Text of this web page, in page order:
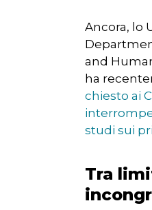
Ancora, lo
and
ha
chiesto ai
studi sui
Tra